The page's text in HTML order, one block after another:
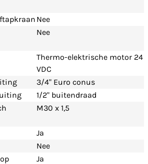
Nee
Nee
Thermo-elektrische motor 24
VDC
3/4" Euro conus
1/2" buitendraad
M30 x 1,5
Ja
Nee
Ja